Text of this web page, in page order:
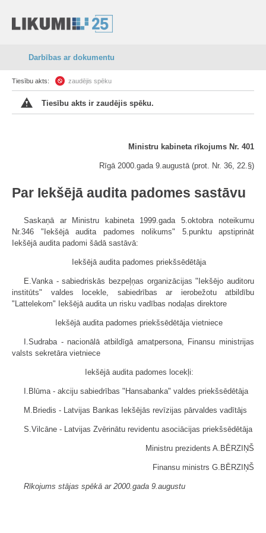
Darbības ar dokumentu
Tiesību akts: zaudējis spēku
Tiesību akts ir zaudējis spēku.
Ministru kabineta rīkojums Nr. 401
Rīgā 2000.gada 9.augustā (prot. Nr. 36, 22.§)
Par Iekšējā audita padomes sastāvu
Saskaņā ar Ministru kabineta 1999.gada 5.oktobra noteikumu
Nr.346 "Iekšējā audita padomes nolikums" 5.punktu apstiprināt
Iekšējā audita padomi šādā sastāvā:
Iekšējā audita padomes priekšsēdētāja
E.Vanka - sabiedriskās bezpeļņas organizācijas "Iekšējo auditoru
institūts" valdes locekle, sabiedrības ar ierobežotu atbildību
"Lattelekom" Iekšējā audita un risku vadības nodaļas direktore
Iekšējā audita padomes priekšsēdētāja vietniece
I.Sudraba - nacionālā atbildīgā amatpersona, Finansu ministrijas
valsts sekretāra vietniece
Iekšējā audita padomes locekļi:
I.Blūma - akciju sabiedrības "Hansabanka" valdes priekšsēdētāja
M.Briedis - Latvijas Bankas Iekšējās revīzijas pārvaldes vadītājs
S.Vilcāne - Latvijas Zvērinātu revidentu asociācijas priekšsēdētāja
Ministru prezidents A.BĒRZIŅŠ
Finansu ministrs G.BĒRZIŅŠ
Rīkojums stājas spēkā ar 2000.gada 9.augustu